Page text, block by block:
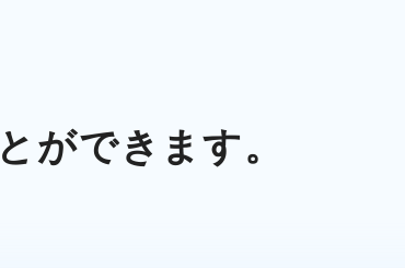
ができます。